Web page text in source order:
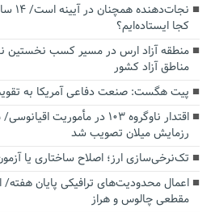
کجا ایستاده‌ایم؟
منطقه آزاد ارس در مسیر کسب نخستین
مناطق آزاد کشور
پیت هگست: صنعت دفاعی آمریکا به
رزمایش میلان تصویب شد
تک‌نرخی‌سازی ارز؛ اصلاح ساختاری یا
اعمال محدودیت‌های ترافیکی پایان
مقطعی چالوس و هراز